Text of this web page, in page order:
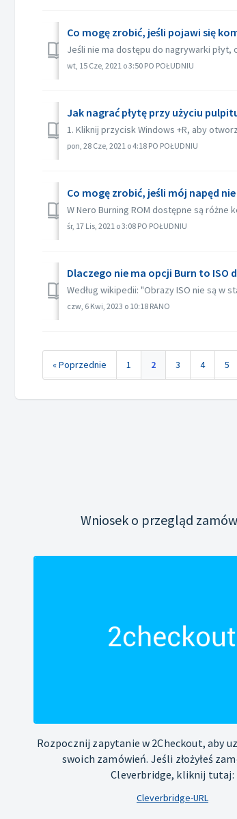
Co mogę zrobić, jeśli pojawi się
Jeśli nie ma dostępu do nagrywarki płyt,
wt, 15 Cze, 2021 o 3:50 PO POŁUDNIU
Jak nagrać płytę przy użyciu
1. Kliknij przycisk Windows +R, aby
pon, 28 Cze, 2021 o 4:18 PO POŁUDNIU
Co mogę zrobić, jeśli mój napęd
W Nero Burning ROM dostępne są różne
śr, 17 Lis, 2021 o 3:08 PO POŁUDNIU
Dlaczego nie ma opcji Burn to ISO
Według wikipedii: "Obrazy ISO nie są w
czw, 6 Kwi, 2023 o 10:18 RANO
« Poprzednie 1 2 3 4 5
Wniosek o przegląd
Rozpocznij zapytanie w 2Checkout, aby
swoich zamówień. Jeśli złożyłeś
Cleverbridge, kliknij tutaj:
Cleverbridge-URL